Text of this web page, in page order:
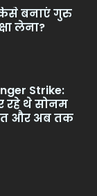
बनाएं गुरु
लेना?
Strike:
थे सोनम
और अब तक